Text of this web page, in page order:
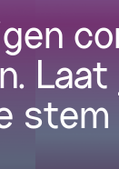
stem